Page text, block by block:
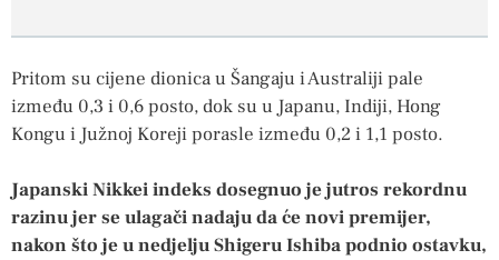
Pritom su cijene dionica u Šangaju i Australiji pale
između 0,3 i 0,6 posto, dok su u Japanu, Indiji, Hong
Kongu i Južnoj Koreji porasle između 0,2 i 1,1 posto.
Japanski Nikkei indeks dosegnuo je jutros rekordnu
razinu jer se ulagači nadaju da će novi premijer,
nakon što je u nedjelju Shigeru Ishiba podnio ostavku,